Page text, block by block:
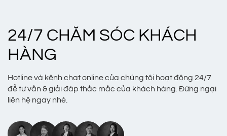
24/7 CHĂM SÓC KHÁCH
HÀNG
Hotline và kênh chat online của chúng tôi hoạt động 24/7
để tư vấn & giải đáp thắc mắc của khách hàng. Đừng ngại
liên hệ ngay nhé.